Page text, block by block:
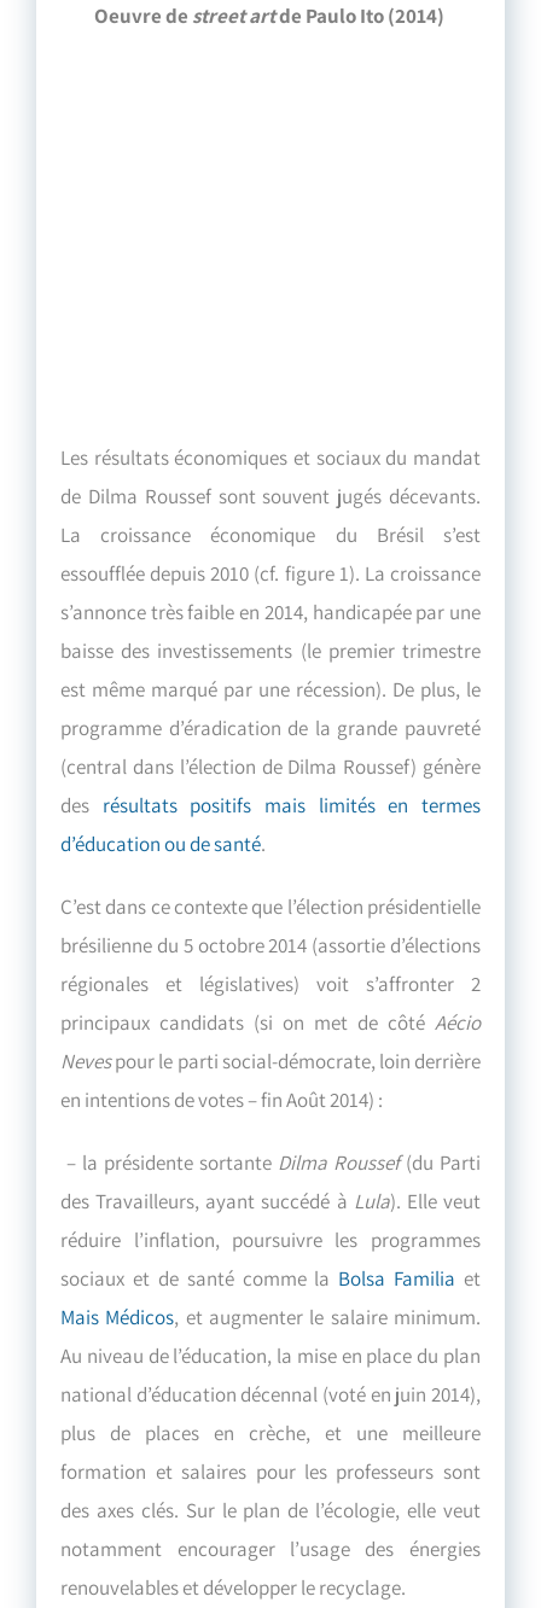
Oeuvre de street artde Paulo Ito (2014)
Les résultats économiques et sociaux du mandat
de Dilma Roussef sont souvent jugés décevants.
La croissance économique du Brésil s’est
essoufflée depuis 2010 (cf. figure 1). La croissance
s’annonce très faible en 2014, handicapée par une
baisse des investissements (le premier trimestre
est même marqué par une récession). De plus, le
programme d’éradication de la grande pauvreté
(central dans l’élection de Dilma Roussef) génère
des résultats positifs mais limités en termes
d’éducation ou de santé.
C’est dans ce contexte que l’élection présidentielle
brésilienne du 5 octobre 2014 (assortie d’élections
régionales et législatives) voit s’affronter 2
principaux candidats (si on met de côté Aécio
Nevespour le parti social-démocrate, loin derrière
en intentions de votes – fin Août 2014) :
– la présidente sortante Dilma Roussef(du Parti
des Travailleurs, ayant succédé à Lula). Elle veut
réduire l’inflation, poursuivre les programmes
sociaux et de santé comme la Bolsa Familia et
Mais Médicos, et augmenter le salaire minimum.
Au niveau de l’éducation, la mise en place du plan
national d’éducation décennal (voté en juin 2014),
plus de places en crèche, et une meilleure
formation et salaires pour les professeurs sont
des axes clés. Sur le plan de l’écologie, elle veut
notamment encourager l’usage des énergies
renouvelables et développer le recyclage.